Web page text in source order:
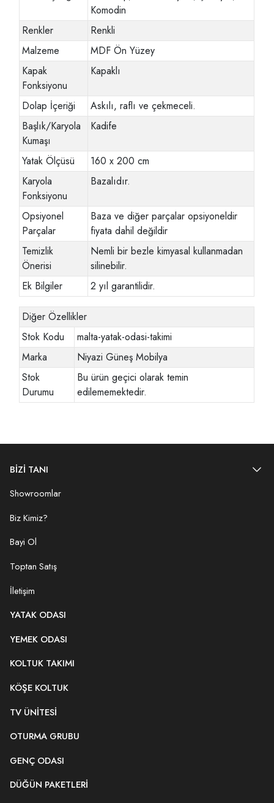
Komodin
Renkler
Renkli
Malzeme
MDF Ön Yüzey
Kapak
Fonksiyonu
Kapaklı
Dolap İçeriği
Askılı, raflı ve çekmeceli.
Başlık/Karyola
Kumaşı
Kadife
Yatak Ölçüsü
160 x 200 cm
Karyola
Fonksiyonu
Bazalıdır.
Opsiyonel
Parçalar
Baza ve diğer parçalar opsiyoneldir
fiyata dahil değildir
Temizlik
Önerisi
Nemli bir bezle kimyasal kullanmadan
silinebilir.
Ek Bilgiler
2 yıl garantilidir.
Diğer Özellikler
Stok Kodu
malta-yatak-odasi-takimi
Marka
Niyazi Güneş Mobilya
Stok
Durumu
Bu ürün geçici olarak temin
edilememektedir.
BİZİ TANI
Showroomlar
Biz Kimiz?
Bayi Ol
Toptan Satış
İletişim
YATAK ODASI
YEMEK ODASI
KOLTUK TAKIMI
KÖŞE KOLTUK
TV ÜNITESI
OTURMA GRUBU
GENÇ ODASI
DÜĞÜN PAKETLERI